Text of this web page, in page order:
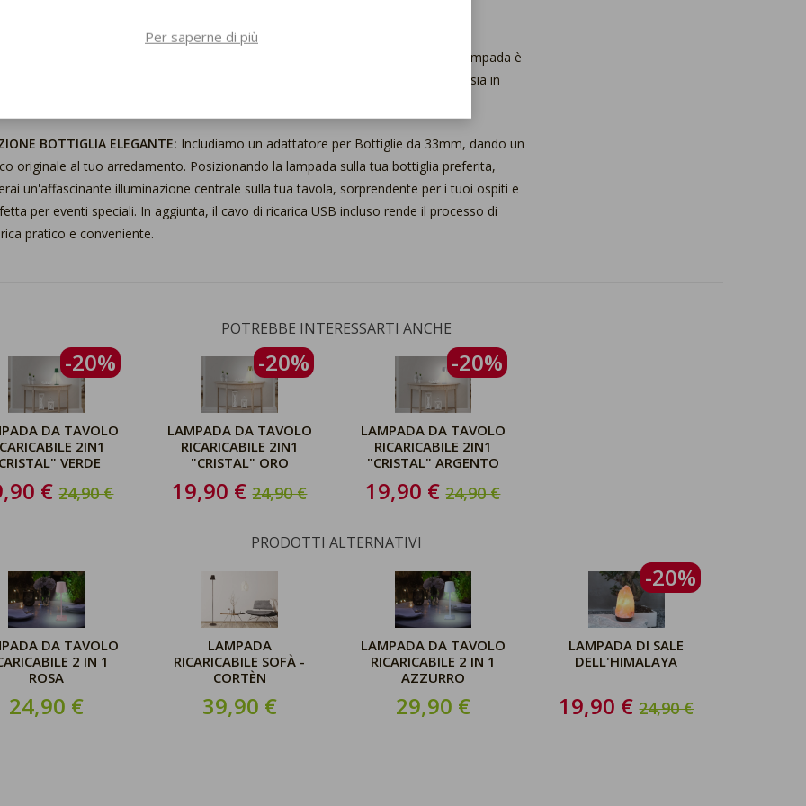
Progettata per resistere agli schizzi e all'umidità, questa lampada è
per l'uso all'aperto. Non dovrai preoccuparti delle condizioni climatiche; che sia in
BOTTIGLIA ELEGANTE: Includiamo un adattatore per Bottiglie da 33mm, dando un
originale al tuo arredamento. Posizionando la lampada sulla tua bottiglia preferita,
un'affascinante illuminazione centrale sulla tua tavola, sorprendente per i tuoi ospiti e
per eventi speciali. In aggiunta, il cavo di ricarica USB incluso rende il processo di
pratico e conveniente.
POTREBBE INTERESSARTI ANCHE
-20%
DA TAVOLO
2IN1
VERDE
€24,90 €
-20%
LAMPADA DA TAVOLO
RICARICABILE 2IN1
"CRISTAL" ORO
19,90 €24,90 €
-20%
LAMPADA DA TAVOLO
RICARICABILE 2IN1
"CRISTAL" ARGENTO
19,90 €24,90 €
PRODOTTI ALTERNATIVI
DA TAVOLO
2 IN 1
ROSA
24,90 €
LAMPADA
RICARICABILE SOFÀ -
CORTÈN
39,90 €
LAMPADA DA TAVOLO
RICARICABILE 2 IN 1
AZZURRO
29,90 €
-20%
LAMPADA DI SALE
DELL'HIMALAYA
19,90 €24,90 €
Per saperne di più